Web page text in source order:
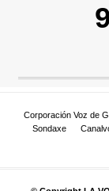
Corporación Voz de
Sondaxe